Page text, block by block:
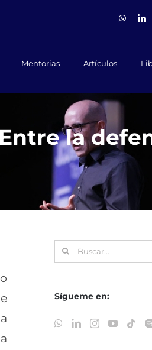
Mentorías Artículos
la
Buscar:
Sígueme en: